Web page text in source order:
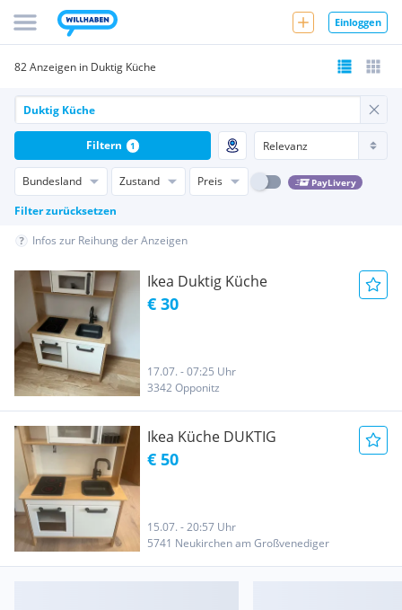
Einloggen
82 Anzeigen in Duktig Küche
Bundesland Zustand Preis PayLivery
Filter zurücksetzen
Filtern 1
Infos zur Reihung der Anzeigen
Ikea Duktig Küche
€ 30
17.07. - 07:25 Uhr
3342 Opponitz
Ikea Küche DUKTIG
€ 50
15.07. - 20:57 Uhr
5741 Neukirchen am Großvenediger